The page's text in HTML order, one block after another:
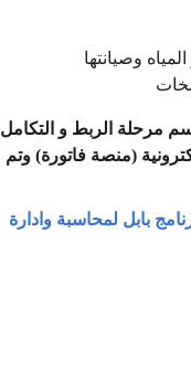
وصيانتها
مرحلة الربط و التكامل
(منصة فاتورة) وتم
بابل لمحاسبة وادارة